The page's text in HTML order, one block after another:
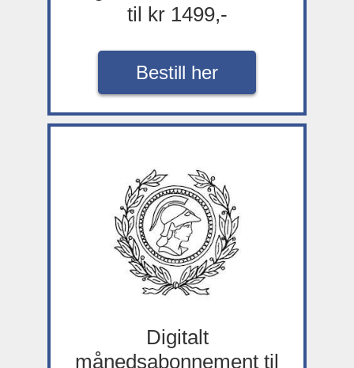
til kr 1499,-
Bestill her
Digitalt
månedsabonnement til